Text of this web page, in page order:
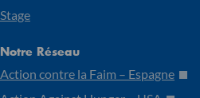
Stage
Notre Réseau
Action contre la Faim – Espagne